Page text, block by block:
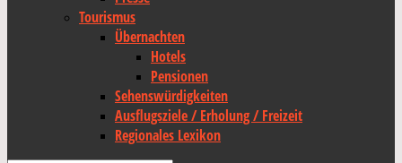
Tourismus
Übernachten
Hotels
Pensionen
Sehenswürdigkeiten
Ausflugsziele / Erholung / Freizeit
Regionales Lexikon